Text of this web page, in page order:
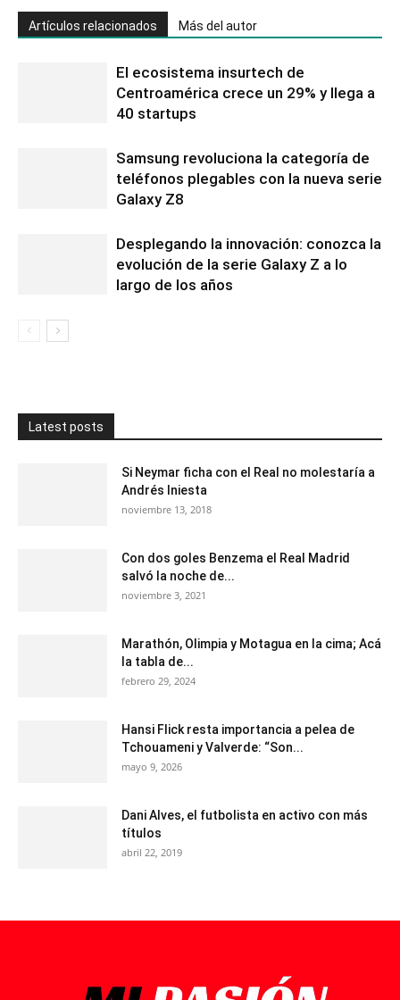
Artículos relacionados Más del autor
El ecosistema insurtech de
Centroamérica crece un 29% y llega a
40 startups
Samsung revoluciona la categoría de
teléfonos plegables con la nueva serie
Galaxy Z8
Desplegando la innovación: conozca la
evolución de la serie Galaxy Z a lo
largo de los años
Latest posts
Si Neymar ficha con el Real no molestaría a ​​
Andrés Iniesta
noviembre 13, 2018
Con dos goles Benzema el Real Madrid
salvó la noche de...
noviembre 3, 2021
Marathón, Olimpia y Motagua en la cima; Acá
la tabla de...
febrero 29, 2024
Hansi Flick resta importancia a pelea de
Tchouameni y Valverde: “Son...
mayo 9, 2026
Dani Alves, el futbolista en activo con más
títulos
abril 22, 2019